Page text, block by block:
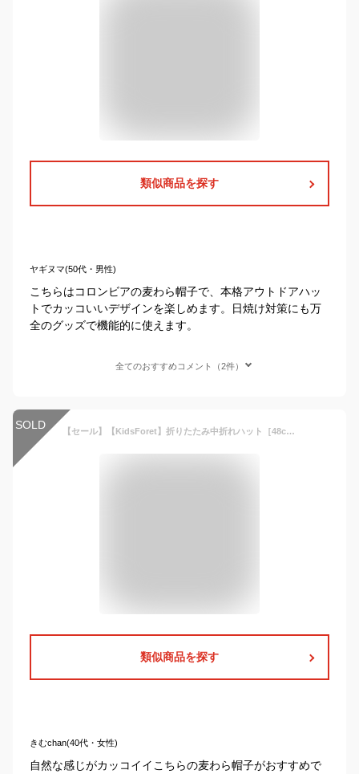
類似商品を探す
ヤギヌマ(50代・男性)
こちらはコロンビアの麦わら帽子で、本格アウトドアハッ
トでカッコいいデザインを楽しめます。日焼け対策にも万
全のグッズで機能的に使えます。
全てのおすすめコメント（2件）
SOLD 【セール】【KidsForet】折りたたみ中折れハット［48cm/50cm/52cm/54cm/56cm］ 男の子 帽子 夏 中折れ 女の子 帽子 ハット キャップ ゴム付 麦わら帽子 パナマ 海 ストローハット ネイビー ベージュ 持ち運び キャンプ 水遊び 33421
類似商品を探す
きむchan(40代・女性)
自然な感じがカッコイイこちらの麦わら帽子がおすすめで